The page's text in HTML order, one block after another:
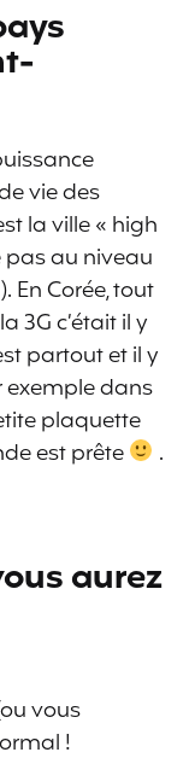
vie des
la ville « high
pas au niveau
En Corée, tout
3G c’était il y
partout et il y
dans
plaquette
est prête
.
aurez
vous
!